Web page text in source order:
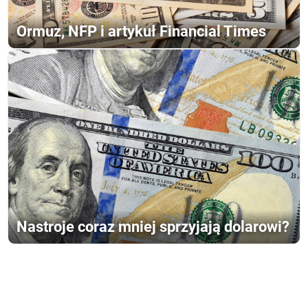
Ormuz, NFP i artykuł Financial Times
Nastroje coraz mniej sprzyjają dolarowi?